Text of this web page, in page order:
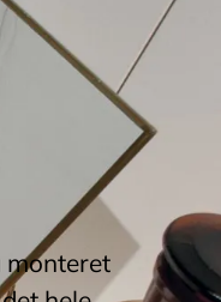
monteret